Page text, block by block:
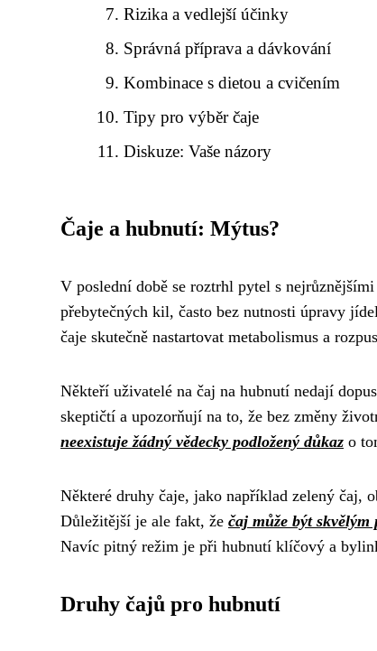
Rizika a vedlejší účinky
Správná příprava a dávkování
Kombinace s dietou a cvičením
Tipy pro výběr čaje
Diskuze: Vaše názory
Čaje a hubnutí: Mýtus?
V poslední době se roztrhl pytel s
přebytečných kil, často bez nutnosti úpravy
čaje skutečně nastartovat metabolismus a
Někteří uživatelé na čaj na hubnutí nedají
skeptičtí a upozorňují na to, že bez změny
neexistuje žádný vědecky podložený důkaz o
Některé druhy čaje, jako například zelený čaj,
Důležitější je ale fakt, že čaj může být
Navíc pitný režim je při hubnutí klíčový a
Druhy čajů pro hubnutí